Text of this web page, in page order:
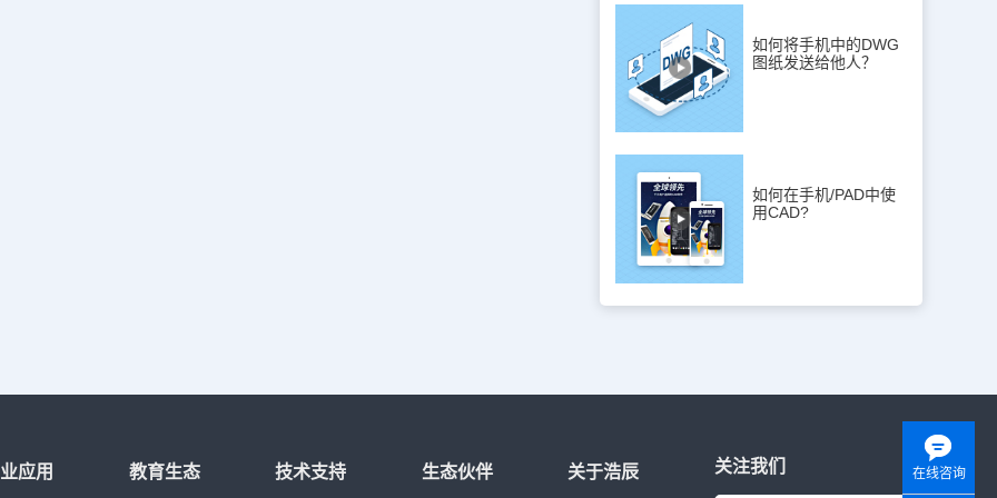
如何将手机中的DWG
图纸发送给他人？
如何在手机/PAD中使
用CAD?
应用 教育生态 技术支持 生态伙伴 关于浩辰 关注我们 在线咨询